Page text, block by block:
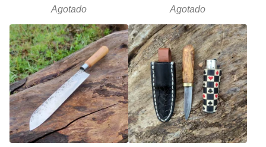
Agotado Agotado